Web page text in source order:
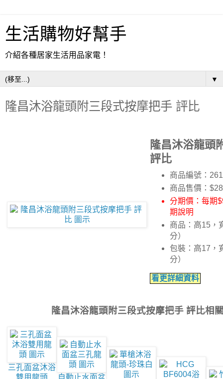
生活購物好幫手
介紹各種居家生活用品家電！
▼
隆昌沐浴龍頭附三段式按摩把手 評比
隆昌沐浴龍頭
評比
商品編號：
商品售價：
分期價：每期
期說明
商品：高15，
分）
包裝：高17，
分）
看更詳細資料
隆昌沐浴龍頭附三段式按摩把手 評比相
三孔面盆沐浴
雙用龍頭
自動止水面盆